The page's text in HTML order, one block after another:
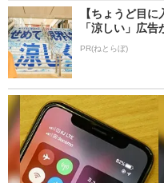
【ちょうど目
「涼しい」広告
PR(ねとらぼ)